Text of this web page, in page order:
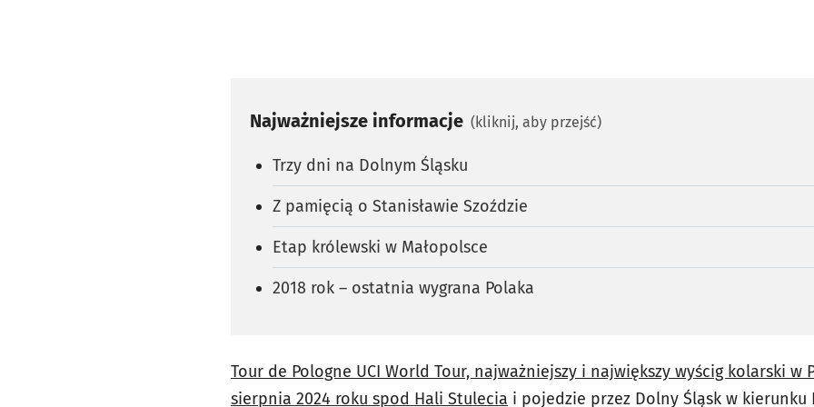
Najważniejsze informacje (kliknij, aby przejść)
Trzy dni na Dolnym Śląsku
Z pamięcią o Stanisławie Szoździe
Etap królewski w Małopolsce
2018 rok – ostatnia wygrana Polaka
Tour de Pologne UCI World Tour, najważniejszy i największy wyścig kolarski w
sierpnia 2024 roku spod Hali Stulecia i pojedzie przez Dolny Śląsk w kierunku